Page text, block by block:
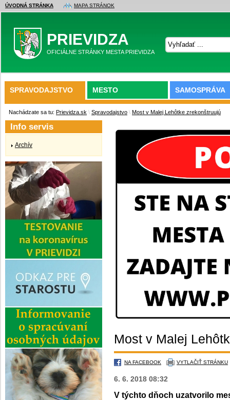
ÚVODNÁ STRÁNKA MAPA STRÁNOK
PRIEVIDZA
OFICIÁLNE STRÁNKY MESTA PRIEVIDZA
SPRAVODAJSTVO MESTO SAMOSPRÁVA
Nachádzate sa tu: Prievidza.sk \ Spravodajstvo \ Most v Malej Lehôtke zrekonštruujú
Most v Malej
NA FACEBOOK VYTLAČIŤ STRÁNKU
6. 6. 2018 08:32
V týchto dňoch uzatvorilo
Info servis
Archív